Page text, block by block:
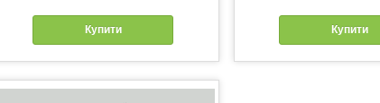
Купити Купити